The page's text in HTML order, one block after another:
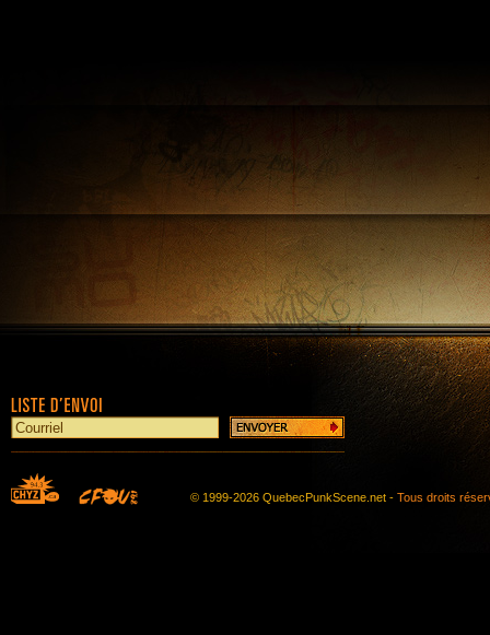
© 1999-2026 QuebecPunkScene.net - Tous droits